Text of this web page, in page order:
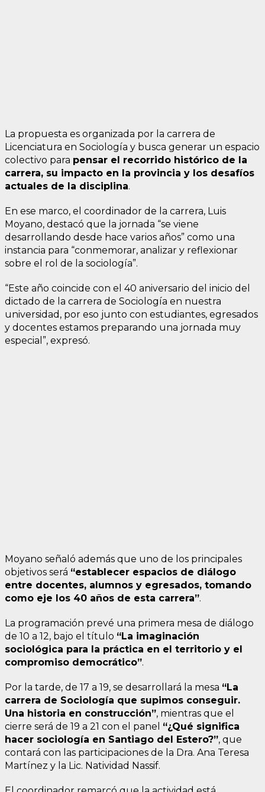
La propuesta es organizada por la carrera de
Licenciatura en Sociología y busca generar un espacio
colectivo para pensar el recorrido histórico de la
carrera, su impacto en la provincia y los desafíos
actuales de la disciplina.
En ese marco, el coordinador de la carrera, Luis
Moyano, destacó que la jornada “se viene
desarrollando desde hace varios años” como una
instancia para “conmemorar, analizar y reflexionar
sobre el rol de la sociología”.
“Este año coincide con el 40 aniversario del inicio del
dictado de la carrera de Sociología en nuestra
universidad, por eso junto con estudiantes, egresados
y docentes estamos preparando una jornada muy
especial”, expresó.
Moyano señaló además que uno de los principales
objetivos será “establecer espacios de diálogo
entre docentes, alumnos y egresados, tomando
como eje los 40 años de esta carrera”.
La programación prevé una primera mesa de diálogo
de 10 a 12, bajo el título “La imaginación
sociológica para la práctica en el territorio y el
compromiso democrático”.
Por la tarde, de 17 a 19, se desarrollará la mesa “La
carrera de Sociología que supimos conseguir.
Una historia en construcción”, mientras que el
cierre será de 19 a 21 con el panel “¿Qué significa
hacer sociología en Santiago del Estero?”, que
contará con las participaciones de la Dra. Ana Teresa
Martínez y la Lic. Natividad Nassif.